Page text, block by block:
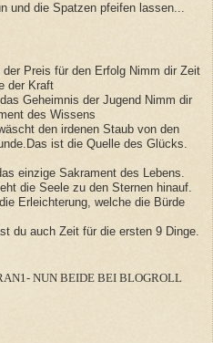
und die Spatzen pfeifen lassen...
Preis für den Erfolg Nimm dir Zeit
der Kraft
Geheimnis der Jugend Nimm dir
des Wissens
den irdenen Staub von den
ist die Quelle des Glücks.
einzige Sakrament des Lebens.
die Seele zu den Sternen hinauf.
Erleichterung, welche die Bürde
du auch Zeit für die ersten 9 Dinge.
NUN BEIDE BEI BLOGROLL